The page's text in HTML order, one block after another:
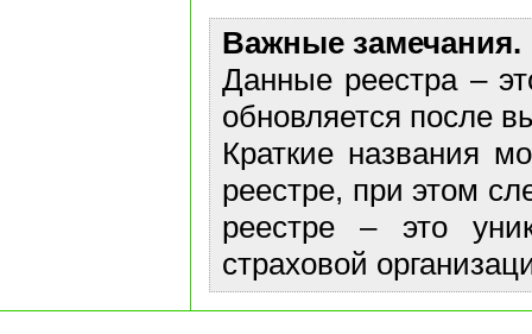
Важные замечания.
Данные реестра –
обновляется после
Краткие названия
реестре, при этом
реестре – это
страховой